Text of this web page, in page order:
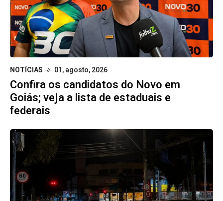
NOTÍCIAS 01, agosto, 2026
Confira os candidatos do Novo em
Goiás; veja a lista de estaduais e
federais